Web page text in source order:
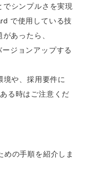
シンプルさを実現
で使用している技
あったら、
ジョンアップする
や、採用要件に
る時はご注意くだ
の手順を紹介しま